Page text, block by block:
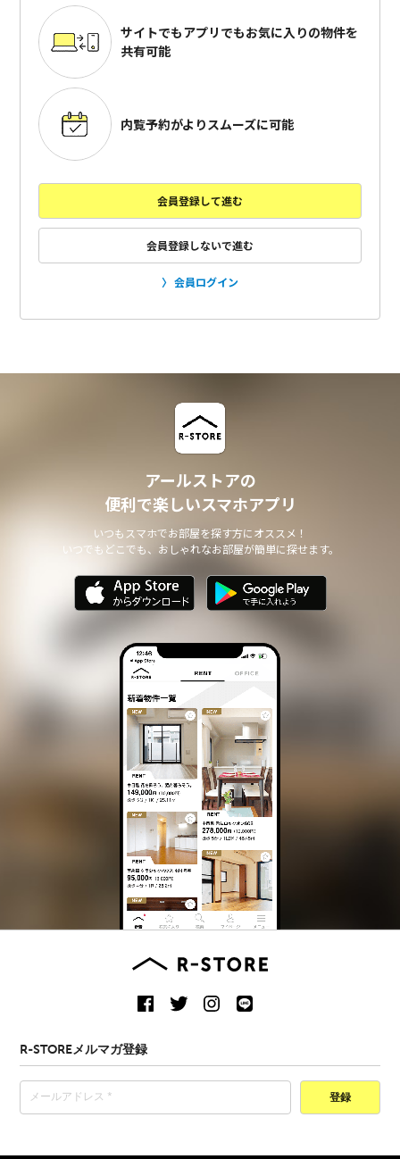
サイトでもアプリでもお気に入りの物件を
共有可能
内覧予約がよりスムーズに可能
会員登録して進む
会員登録しないで進む
会員ログイン
アールストアの
便利で楽しいスマホアプリ
いつもスマホでお部屋を探す方にオススメ！
いつでもどこでも、おしゃれなお部屋が簡単に探せます。
R-STOREメルマガ登録
登録